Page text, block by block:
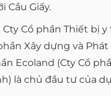
Cầu Giấy.
Cổ phần Thiết bị y
Xây dựng và
Ecoland (Cty Cổ
là chủ đầu tư của